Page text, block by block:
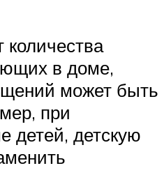
количества
в доме,
может быть
при
детей, детскую